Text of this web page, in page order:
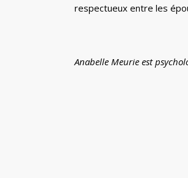
respectueux entre les
Anabelle Meurie est